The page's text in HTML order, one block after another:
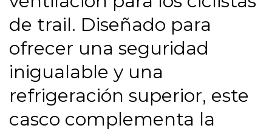
de trail. Diseñado para
ofrecer una seguridad
inigualable y una
refrigeración superior, este
casco complementa la